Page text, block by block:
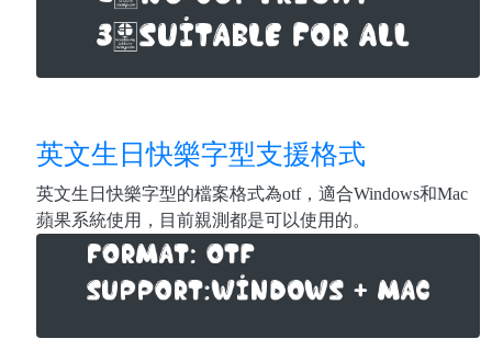
英文生日快樂字型支援格式
英文生日快樂字型的檔案格式為otf，適合Windows和Mac
蘋果系統使用，目前親測都是可以使用的。